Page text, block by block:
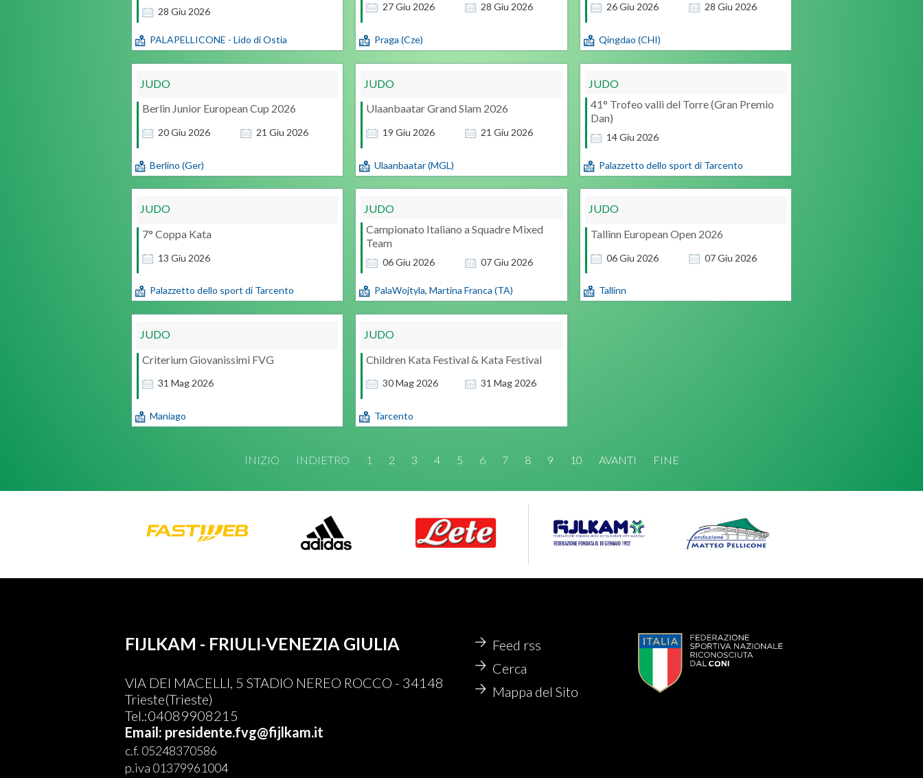
28 Giu 2026
PALAPELLICONE - Lido di Ostia
27 Giu 2026 28 Giu 2026
Praga (Cze)
26Giu 2026 28 Giu 2026
Qingdao (CHI)
JUDO
20Giu 2026 21 Giu 2026
Berlin Junior European Cup 2026
Berlino (Ger)
JUDO
19 Giu 2026 21 Giu 2026
Ulaanbaatar Grand Slam 2026
Ulaanbaatar (MGL)
JUDO
14Giu 2026
41° Trofeo valli del Torre (Gran Premio
Dan)
Palazzetto dello sport di Tarcento
JUDO
13 Giu 2026
7° Coppa Kata
Palazzetto dello sport di Tarcento
JUDO
06 Giu 2026 07Giu 2026
Campionato Italiano a Squadre Mixed
Team
PalaWojtyla, Martina Franca (TA)
JUDO
06Giu 2026 07Giu 2026
Tallinn European Open 2026
Tallinn
JUDO
31 Mag 2026
Criterium Giovanissimi FVG
Maniago
JUDO
30 Mag 2026 31 Mag 2026
Children Kata Festival & Kata Festival
Tarcento
INIZIO INDIETRO 1 2 3 4 5 6 7 8 9 10 AVANTI FINE
FIJLKAM - FRIULI-VENEZIA GIULIA
VIA DEI MACELLI, 5 STADIO NEREO ROCCO - 34148
Trieste(Trieste)
Tel.:04089908215
Email: presidente.fvg@fijlkam.it
c.f. 05248370586
p.iva 01379961004
Feed rss
Cerca
Mappa del Sito